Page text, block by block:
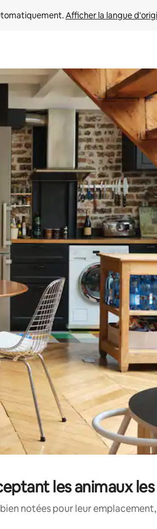
Afficher la langue
ou en appuyant et en faisant
les animaux
notées pour leur